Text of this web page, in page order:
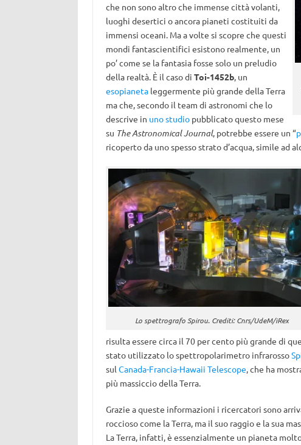
che non sono altro che immense città volanti,
luoghi desertici o ancora pianeti costituiti da
immensi oceani. Ma a volte si scopre che questi
mondi fantascientifici esistono realmente, un
po’ come se la fantasia fosse solo un preludio
della realtà. È il caso di Toi-1452b, un
esopianetaleggermente più grande della Terra
ma che, secondo il team di astronomi che lo
descrive in uno studiopubblicato questo mese
su The Astronomical Journal, potrebbe essere un “
ricoperto da uno spesso strato d’acqua, simile ad
Lo spettrografo Spirou. Crediti: Cnrs/UdeM/iRex
risulta essere circa il 70 per cento più grande di
stato utilizzato lo spettropolarimetro infrarosso
sul Canada-Francia-Hawaii Telescope, che ha
più massiccio della Terra.
Grazie a queste informazioni i ricercatori sono
roccioso come la Terra, ma il suo raggio e la sua
La Terra, infatti, è essenzialmente un pianeta